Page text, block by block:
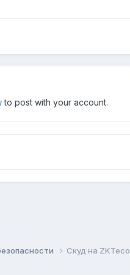
to post with your account.
Скуд на ZKTeco